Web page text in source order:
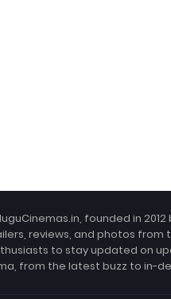
founded in
reviews, and photos
to stay updated on
from the latest buzz to in-